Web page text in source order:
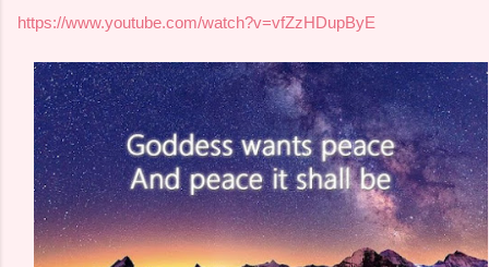
https://www.youtube.com/watch?v=vfZzHDupByE